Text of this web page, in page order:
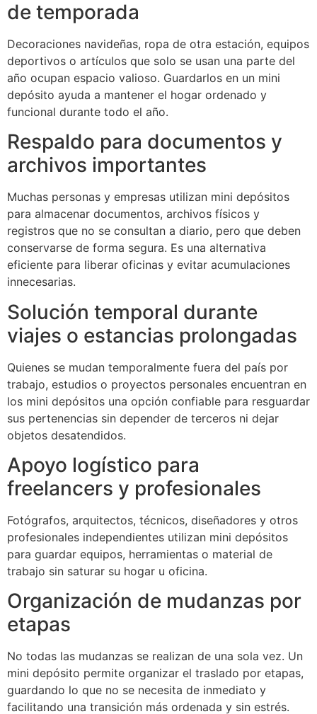
de temporada
Decoraciones navideñas, ropa de otra estación, equipos
deportivos o artículos que solo se usan una parte del
año ocupan espacio valioso. Guardarlos en un mini
depósito ayuda a mantener el hogar ordenado y
funcional durante todo el año.
Respaldo para documentos y
archivos importantes
Muchas personas y empresas utilizan mini depósitos
para almacenar documentos, archivos físicos y
registros que no se consultan a diario, pero que deben
conservarse de forma segura. Es una alternativa
eficiente para liberar oficinas y evitar acumulaciones
innecesarias.
Solución temporal durante
viajes o estancias prolongadas
Quienes se mudan temporalmente fuera del país por
trabajo, estudios o proyectos personales encuentran en
los mini depósitos una opción confiable para resguardar
sus pertenencias sin depender de terceros ni dejar
objetos desatendidos.
Apoyo logístico para
freelancers y profesionales
Fotógrafos, arquitectos, técnicos, diseñadores y otros
profesionales independientes utilizan mini depósitos
para guardar equipos, herramientas o material de
trabajo sin saturar su hogar u oficina.
Organización de mudanzas por
etapas
No todas las mudanzas se realizan de una sola vez. Un
mini depósito permite organizar el traslado por etapas,
guardando lo que no se necesita de inmediato y
facilitando una transición más ordenada y sin estrés.